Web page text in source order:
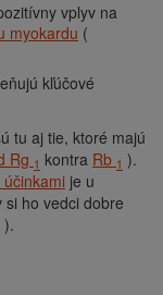
vplyv na
myokardu (
kľúčové
tu aj tie, ktoré majú
Rg 1 kontra Rb 1 ).
je u
ho vedci dobre
).